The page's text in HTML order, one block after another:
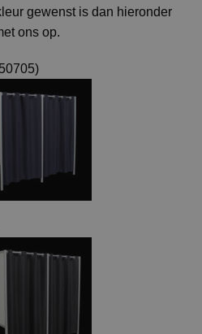
gewenst is dan hieronder
ons op.